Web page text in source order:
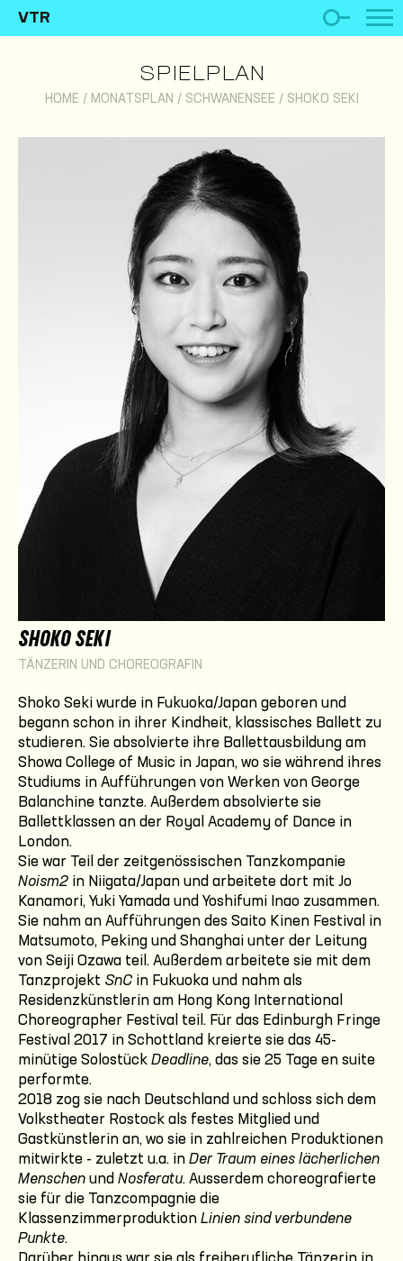
VTR
SPIELPLAN
HOME / MONATSPLAN / SCHWANENSEE / SHOKO SEKI
SHOKO SEKI
TÄNZERIN UND CHOREOGRAFIN
Shoko Seki wurde in Fukuoka/Japan geboren und
begann schon in ihrer Kindheit, klassisches Ballett zu
studieren. Sie absolvierte ihre Ballettausbildung am
Showa College of Music in Japan, wo sie während ihres
Studiums in Aufführungen von Werken von George
Balanchine tanzte. Außerdem absolvierte sie
Ballettklassen an der Royal Academy of Dance in
London.
Sie war Teil der zeitgenössischen Tanzkompanie
Noism2 in Niigata/Japan und arbeitete dort mit Jo
Kanamori, Yuki Yamada und Yoshifumi Inao zusammen.
Sie nahm an Aufführungen des Saito Kinen Festival in
Matsumoto, Peking und Shanghai unter der Leitung
von Seiji Ozawa teil. Außerdem arbeitete sie mit dem
Tanzprojekt SnC in Fukuoka und nahm als
Residenzkünstlerin am Hong Kong International
Choreographer Festival teil. Für das Edinburgh Fringe
Festival 2017 in Schottland kreierte sie das 45-
minütige Solostück Deadline, das sie 25 Tage en suite
performte.
2018 zog sie nach Deutschland und schloss sich dem
Volkstheater Rostock als festes Mitglied und
Gastkünstlerin an, wo sie in zahlreichen Produktionen
mitwirkte - zuletzt u.a. in Der Traum eines lächerlichen
Menschen und Nosferatu. Ausserdem choreografierte
sie für die Tanzcompagnie die
Klassenzimmerproduktion Linien sind verbundene
Punkte.